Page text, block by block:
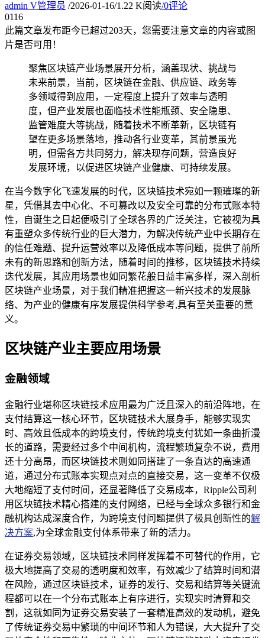
admin V管理员 /2026-01-16/1.22 K阅读/0评论
0116
此篇文章发布距今已超过203天，您需要注意文章的内容或图
片是否可用！
聚焦区块链产业场景展开分析，涵盖现状、挑战与
未来前景，当前，区块链在金融、供应链、政务等
多领域得到应用，一定程度上提升了效率与透明
度，但产业发展也面临技术性能瓶颈、安全隐患、
监管难度大等挑战，随着技术不断革新，区块链有
望在更多场景落地，推动各行业变革，其前景虽光
明，但需各方共同努力，解决现存问题，营造良好
发展环境，以促进区块链产业健康、可持续发展。
在当今数字化飞速发展的时代，区块链技术宛如一颗璀璨的新
星，凭借其去中心化、不可篡改以及安全可靠的分布式账本特
性，自诞生之日起便吸引了全球各界的广泛关注，它被视为具
有重塑众多传统行业的巨大潜力，为解决传统产业中长期存在
的信任难题、提升运营效率以及降低成本等问题，提供了前所
未有的新思路和创新方法，随着时间的推移，区块链技术持续
迭代发展，其应用场景也如同繁花般日益丰富多样，深入剖析
区块链产业场景，对于我们精准把握这一新兴技术的发展脉
络、为产业的健康有序发展提供科学参考,具有至关重要的意
义。
区块链产业主要应用场景
金融领域
金融行业堪称区块链技术应用最为广泛且深入的前沿阵地，在
支付结算这一核心环节，区块链技术大展身手，能够实现实
时、高效且低成本的跨境支付，传统跨境支付犹如一条曲折漫
长的道路，需要经过多个中间机构，流程繁琐复杂不说，费用
还十分高昂，而区块链技术则如同搭建了一条直达的高速通
道，通过分布式账本实现点对点的直接交易，这一变革不仅极
大地缩短了支付时间，还显著降低了交易成本，Ripple公司利
用区块链技术精心搭建的支付网络，已经与全球众多银行和金
融机构达成深度合作，为跨境支付问题提供了极具创新性的解
决方案,为全球金融支付体系带来了新的活力。
在证券交易领域，区块链技术同样发挥着不可替代的作用，它
极大地提高了交易的透明度和效率，有效减少了结算时间和潜
在风险，通过区块链技术，证券的发行、交易和结算等关键流
程都可以在一个分布式账本上有序进行，实现实时清算和交
割，这就如同为证券交易安装了一套精准高效的发动机，避免
了传统证券交易中繁琐的中间环节和人为错误，大大提升了交